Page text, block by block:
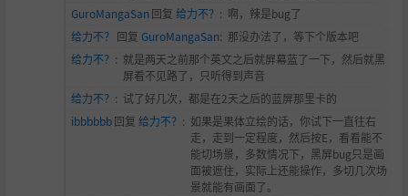
GuroMangaSan回复 给力不？ : 啊，辣是bug了
给力不？ 回复 GuroMangaSan: 那没办法了，等下个版本吧
给力不？ : 就是两天之前那个英文之后就屏幕蓝了一下，然后就黑
屏看不见路了，只听得到声音
给力不？ : 试了好几次，都是在2天之后的蓝屏那里卡的
ibbbbbb回复 给力不？ : 如果是果体立绘的话，你试下一直往右
走，走到一定程度，然后按E，看看能不
能切场景，多数情况下，黑屏bug只是画
面被遮住，实际上还能操作，多切几次场
景就能有画面了。